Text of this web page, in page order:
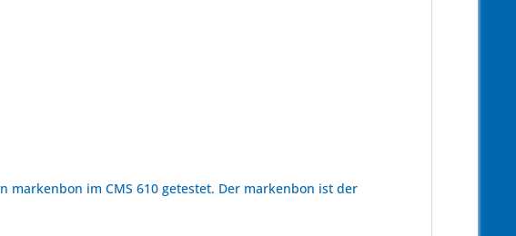
markenbon im CMS 610 getestet. Der markenbon ist der